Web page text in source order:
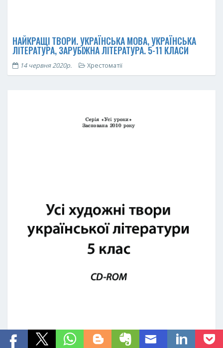
НАЙКРАЩІ ТВОРИ. УКРАЇНСЬКА МОВА, УКРАЇНСЬКА
ЛІТЕРАТУРА, ЗАРУБІЖНА ЛІТЕРАТУРА. 5-11 КЛАСИ
14 червня 2020р. Хрестоматії